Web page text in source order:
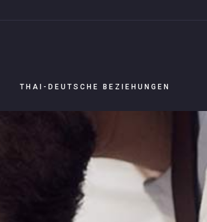
THAI-DEUTSCHE BEZIEHUNGEN